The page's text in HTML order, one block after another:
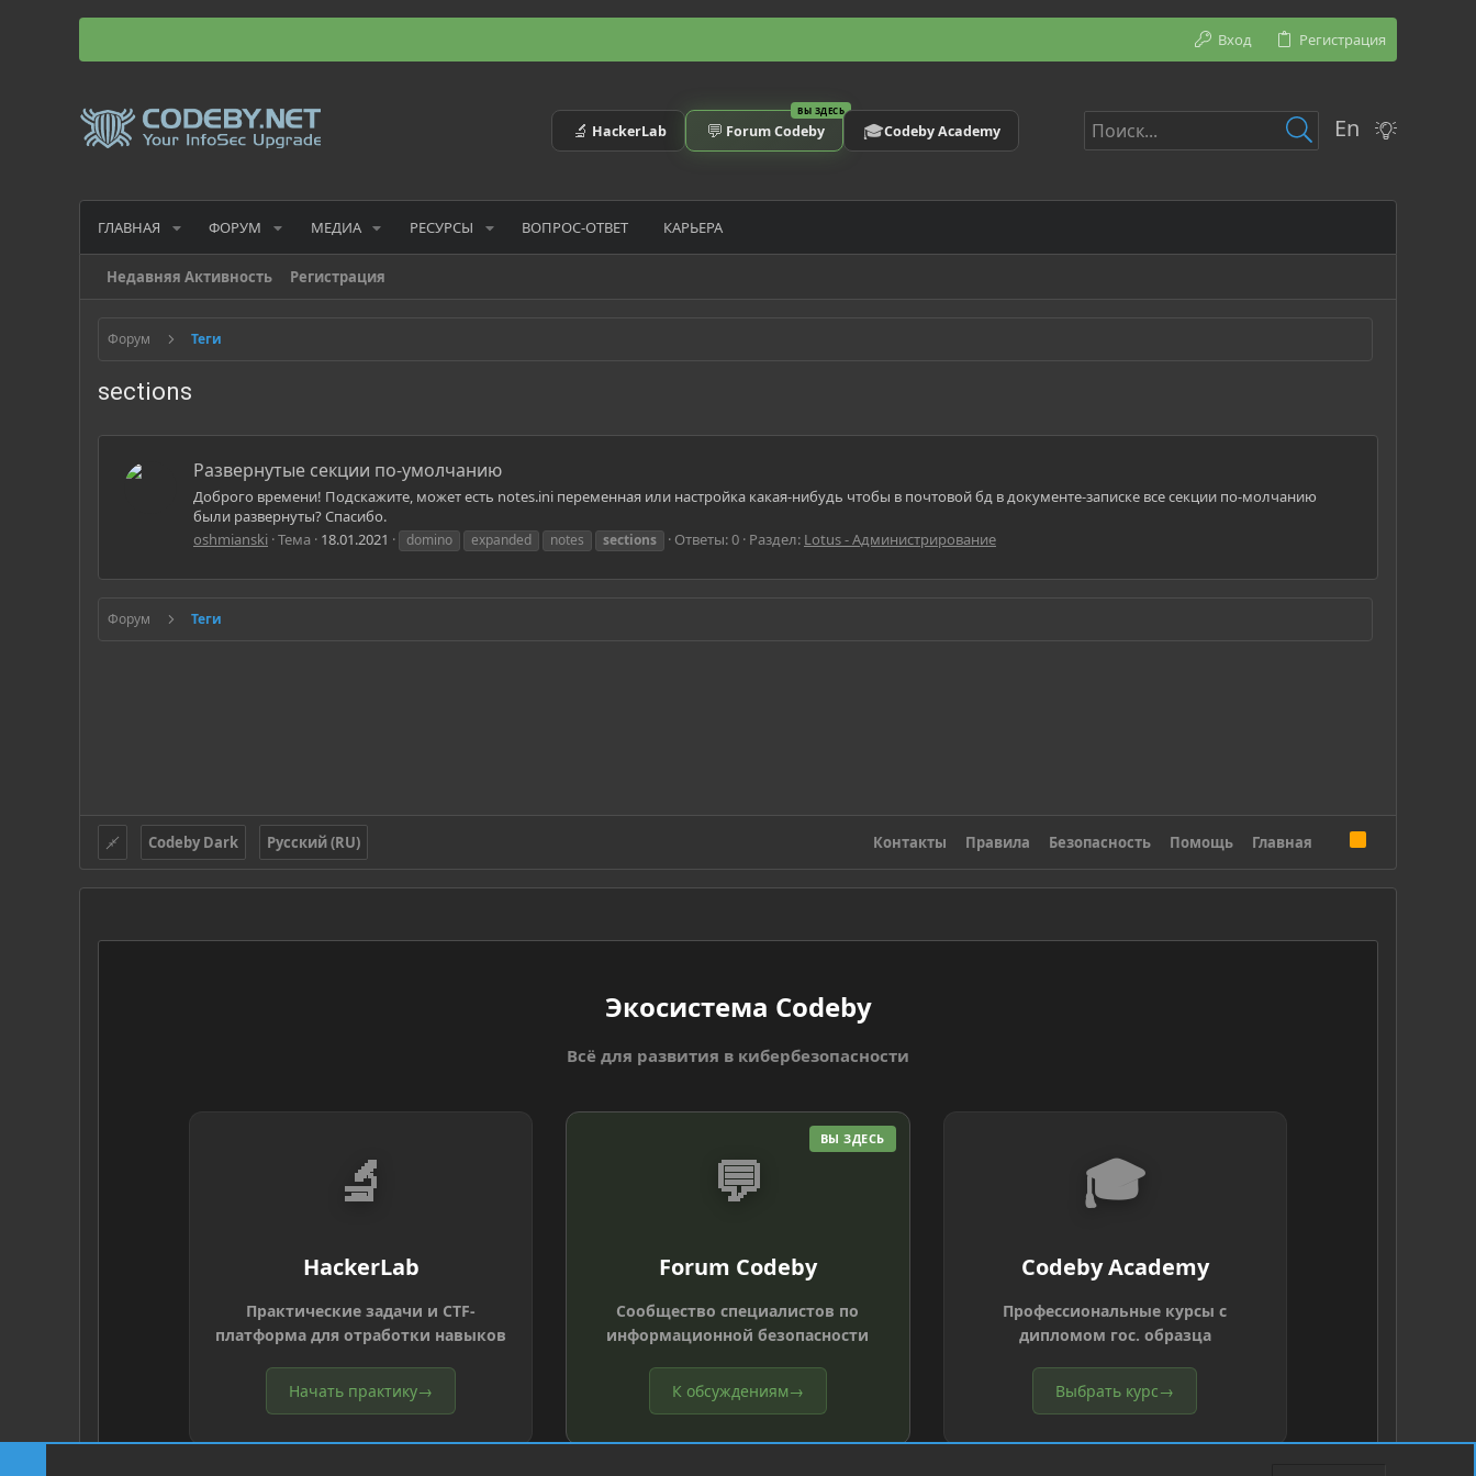
Вход Регистрация
🔬 HackerLab
ВЫ ЗДЕСЬ
💬 Forum Codeby 🎓Codeby Academy En
ГЛАВНАЯ ФОРУМ МЕДИА РЕСУРСЫ ВОПРОС-ОТВЕТ КАРЬЕРА
Недавняя Активность Регистрация
Форум Теги
sections
Развернутые секции по-умолчанию
Доброго времени! Подскажите, может есть notes.ini переменная или настройка какая-нибудь чтобы в почтовой бд в документе-записке все секции по-молчанию
были развернуты? Спасибо.
oshmianski Тема 18.01.2021 domino expanded notes sections Ответы: 0 Раздел: Lotus - Администрирование
Форум Теги
Codeby Dark Русский (RU) Контакты Правила Безопасность Помощь Главная
S
Экосистема Codeby
Всё для развития в кибербезопасности
🔬
HackerLab
Практические задачи и CTF-
платформа для отработки навыков
Начать практику→
ВЫ ЗДЕСЬ
💬
Forum Codeby
Сообщество специалистов по
информационной безопасности
К обсуждениям→
🎓
Codeby Academy
Профессиональные курсы с
дипломом гос. образца
Выбрать курс→